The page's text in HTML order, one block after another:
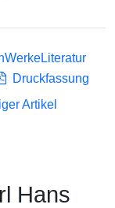
WerkeLiteratur
Druckfassung
Artikel
Hans